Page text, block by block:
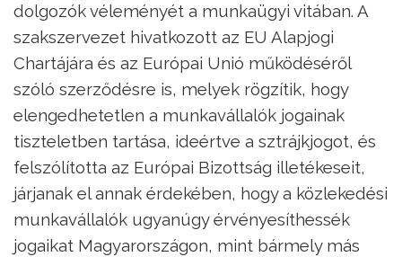
dolgozók véleményét a munkaügyi vitában. A
szakszervezet hivatkozott az EU Alapjogi
Chartájára és az Európai Unió működéséről
szóló szerződésre is, melyek rögzítik, hogy
elengedhetetlen a munkavállalók jogainak
tiszteletben tartása, ideértve a sztrájkjogot, és
felszólította az Európai Bizottság illetékeseit,
járjanak el annak érdekében, hogy a közlekedési
munkavállalók ugyanúgy érvényesíthessék
jogaikat Magyarországon, mint bármely más